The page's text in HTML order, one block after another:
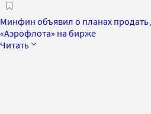
Минфин объявил о планах продать
«Аэрофлота» на бирже
Читать